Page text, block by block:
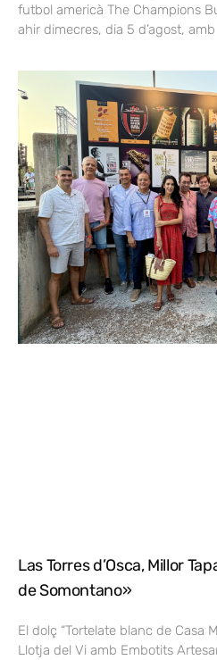
futbol americà The Champions
ahir dimecres, dia 5 d’agost, amb
Las Torres d’Osca, Millor
de Somontano»
El dolç “Tortelate blanc de Casa
Llotja del Vi amb Embotits